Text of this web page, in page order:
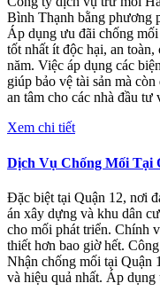
Bình Thạnh bằng phương
Áp dụng ưu đãi chống
tốt nhất ít độc hại, an
năm. Việc áp dụng các
giúp bảo vệ tài sản mà
an tâm cho các nhà đầu tư
Xem chi tiết
Dịch Vụ Chống Mối Tại
Đặc biệt tại Quận 12, nơi
án xây dựng và khu dân
cho mối phát triển. Chính
thiết hơn bao giờ hết.
Nhận chống mối tại Quận
và hiệu quả nhất. Áp